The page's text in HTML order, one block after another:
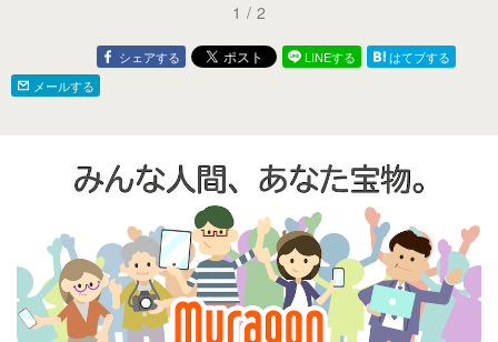
1 / 2
シェアする LINEする
はてブする
メールする